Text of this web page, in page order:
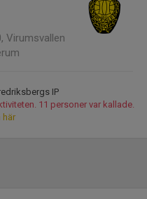
Virumsvallen
IP
11 personer var kallade.
här